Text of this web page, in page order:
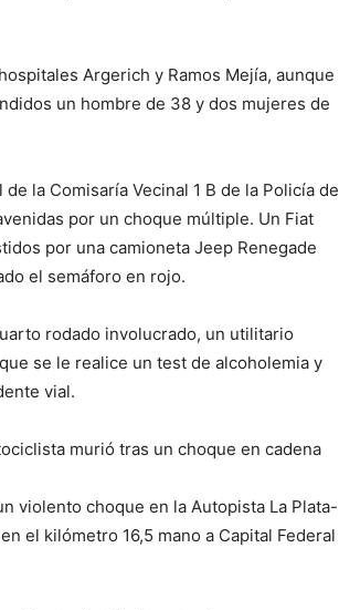
Argerich y Ramos Mejía, aunque
un hombre de 38 y dos mujeres de
la Comisaría Vecinal 1 B de la Policía de
por un choque múltiple. Un Fiat
por una camioneta Jeep Renegade
el semáforo en rojo.
rodado involucrado, un utilitario
se le realice un test de alcoholemia y
vial.
murió tras un choque en cadena
violento choque en la Autopista La Plata-
el kilómetro 16,5 mano a Capital Federal